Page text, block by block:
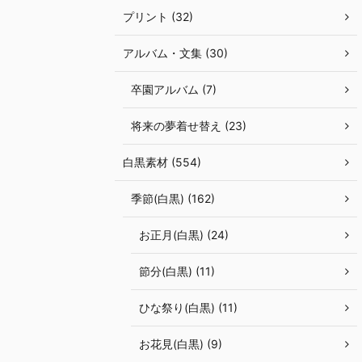
プリント (32)
アルバム・文集 (30)
卒園アルバム (7)
将来の夢着せ替え (23)
白黒素材 (554)
季節(白黒) (162)
お正月(白黒) (24)
節分(白黒) (11)
ひな祭り(白黒) (11)
お花見(白黒) (9)